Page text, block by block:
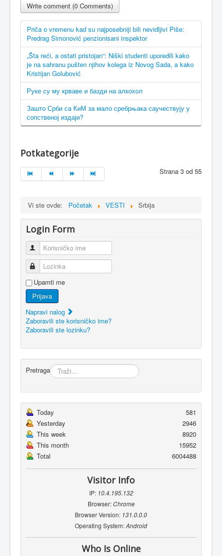
Write comment (0 Comments)
Priča o vremenu kad su najposebniji bili nevidljivi Piše:
Predrag Simonović penzionisani inspektor
„Šta reći, a ostati pristojan“: Niški studenti uporedili kako
je na sahranu pušten njihov kolega iz Novog Sada, a kako
Kristijan Golubović
Руке су му крваве и базди на алкохол
Зашто Срби са КиМ за мало сребрњака саучествују у
сопственој издаји?
Potkategorije
Strana 3 od 55
Vi ste ovde: Početak VESTI Srbija
Login Form
Korisničko ime
Lozinka
Upamti me
Prijava
Napravi nalog
Zaboravili ste korisničko ime?
Zaboravili ste lozinku?
Pretraga
Today
581
Yesterday
2946
This week
8920
This month
15952
Total
6004488
Visitor Info
IP: 10.4.195.132
Browser:Chrome
Browser Version: 131.0.0.0
Operating System:Android
Who Is Online